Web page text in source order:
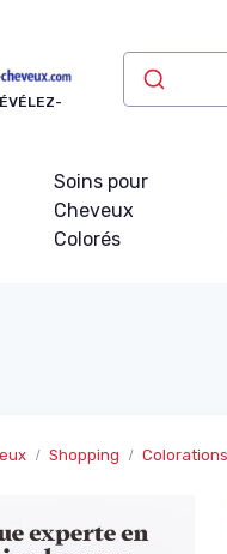
Soins pour
Cheveux
Colorés
Shopping